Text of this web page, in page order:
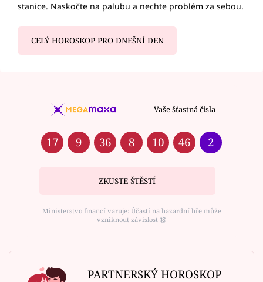
stanice. Naskočte na palubu a nechte problém za sebou.
CELÝ HOROSKOP PRO DNEŠNÍ DEN
Vaše šťastná čísla
17 9 36 8 10 46 2
ZKUSTE ŠTĚSTÍ
Ministerstvo financí varuje: Účastí na hazardní hře může
vzniknout závislost ⑱
PARTNERSKÝ HOROSKOP